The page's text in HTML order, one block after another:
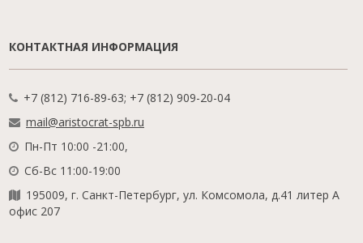
КОНТАКТНАЯ ИНФОРМАЦИЯ
+7 (812) 716-89-63; +7 (812) 909-20-04
mail@aristocrat-spb.ru
Пн-Пт 10:00 -21:00,
Сб-Вс 11:00-19:00
195009, г. Санкт-Петербург, ул. Комсомола, д.41 литер А
офис 207